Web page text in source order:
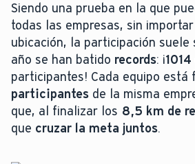
Siendo una prueba en la que
todas las empresas, sin
ubicación, la participación suele
año se han batido records: ¡
participantes! Cada equipo está
participantes de la misma
que, al finalizar los 8,5 km de
que cruzar la meta juntos.